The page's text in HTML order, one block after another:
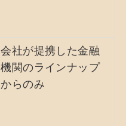
会社が提携した金融
機関のラインナップ
からのみ